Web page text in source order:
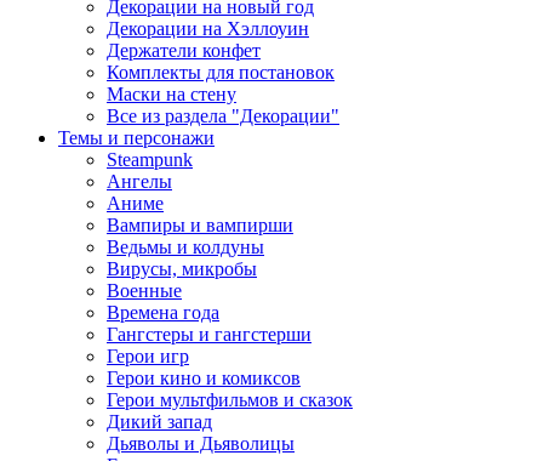
Декорации на новый год
Декорации на Хэллоуин
Держатели конфет
Комплекты для постановок
Маски на стену
Все из раздела "Декорации"
Темы и персонажи
Steampunk
Ангелы
Аниме
Вампиры и вампирши
Ведьмы и колдуны
Вирусы, микробы
Военные
Времена года
Гангстеры и гангстерши
Герои игр
Герои кино и комиксов
Герои мультфильмов и сказок
Дикий запад
Дьяволы и Дьяволицы